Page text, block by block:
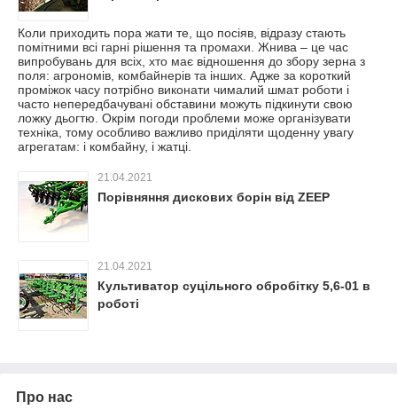
Коли приходить пора жати те, що посіяв, відразу стають
помітними всі гарні рішення та промахи. Жнива – це час
випробувань для всіх, хто має відношення до збору зерна з
поля: агрономів, комбайнерів та інших. Адже за короткий
проміжок часу потрібно виконати чималий шмат роботи і
часто непередбачувані обставини можуть підкинути свою
ложку дьогтю. Окрім погоди проблеми може організувати
техніка, тому особливо важливо приділяти щоденну увагу
агрегатам: і комбайну, і жатці.
21.04.2021
Порівняння дискових борін від ZEEP
21.04.2021
Культиватор суцільного обробітку 5,6-01 в
роботі
Про нас